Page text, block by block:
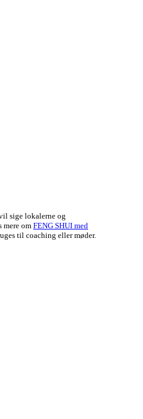
sige lokalerne og
mere omFENG SHUI med
til coaching eller møder.